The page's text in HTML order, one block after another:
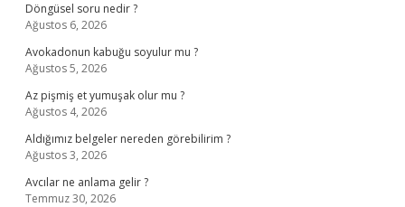
Döngüsel soru nedir ?
Ağustos 6, 2026
Avokadonun kabuğu soyulur mu ?
Ağustos 5, 2026
Az pişmiş et yumuşak olur mu ?
Ağustos 4, 2026
Aldığımız belgeler nereden görebilirim ?
Ağustos 3, 2026
Avcılar ne anlama gelir ?
Temmuz 30, 2026